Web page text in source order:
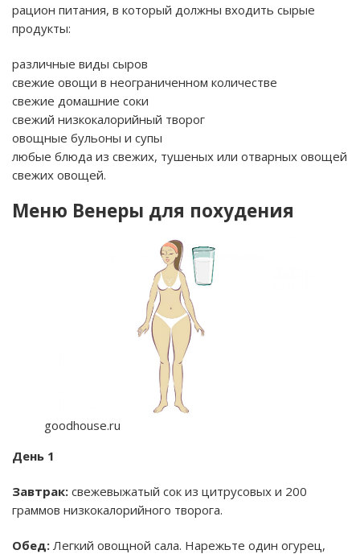
рацион питания, в который должны входить сырые
продукты:
различные виды сыров
свежие овощи в неограниченном количестве
свежие домашние соки
свежий низкокалорийный творог
овощные бульоны и супы
любые блюда из свежих, тушеных или отварных овощей
свежих овощей.
Меню Венеры для похудения
goodhouse.ru
День 1
Завтрак: свежевыжатый сок из цитрусовых и 200
граммов низкокалорийного творога.
Обед: Легкий овощной сала. Нарежьте один огурец,